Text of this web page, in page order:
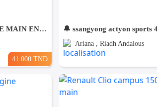
SUZUKI SWIFT PREMIÈRE MAIN EN EXCELLENT ÉTAT
41.000 TND
🔔 ssangyong actyon sports
Ariana , Riadh Andalous